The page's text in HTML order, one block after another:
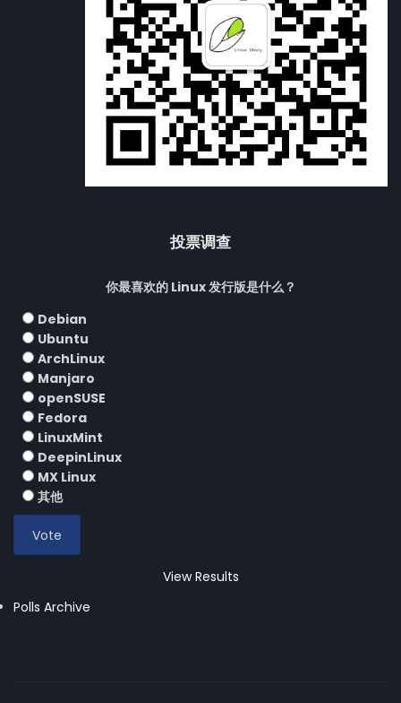
投票调查
你最喜欢的 Linux 发行版是什么？
Debian
Ubuntu
ArchLinux
Manjaro
openSUSE
Fedora
LinuxMint
DeepinLinux
MX Linux
其他
View Results
Polls Archive